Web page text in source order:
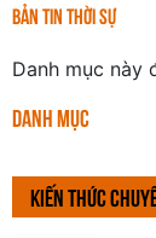
BẢN TIN THỜI SỰ
Danh mục này
DANH MỤC
KIẾN THỨC